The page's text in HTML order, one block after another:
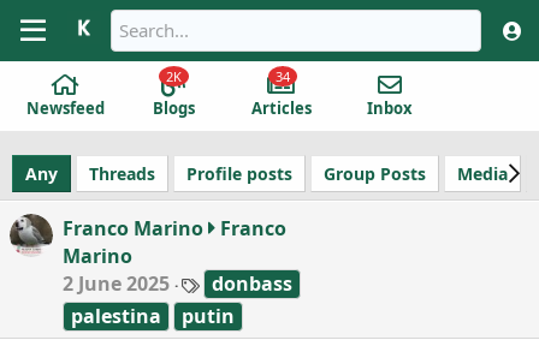
Newsfeed Blogs
2K
Articles
34
Inbox
Any Threads Profile posts Group Posts Media
Franco Marino
Franco
Marino
2 June 2025
T
a
g
s
donbass
palestina
putin